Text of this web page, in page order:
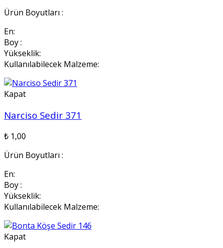
Ürün Boyutları :
En:
Boy :
Yükseklik:
Kullanılabilecek Malzeme:
Kapat
Narciso Sedir 371
₺ 1,00
Ürün Boyutları :
En:
Boy :
Yükseklik:
Kullanılabilecek Malzeme:
Kapat